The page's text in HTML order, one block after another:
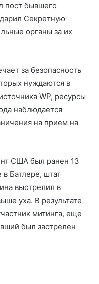
пост бывшего
Секретную
органы за их
за безопасность
нуждаются в
WP, ресурсы
наблюдается
на прием на
США был ранен 13
Батлере, штат
выстрелил в
уха. В результате
митинга, еще
был застрелен